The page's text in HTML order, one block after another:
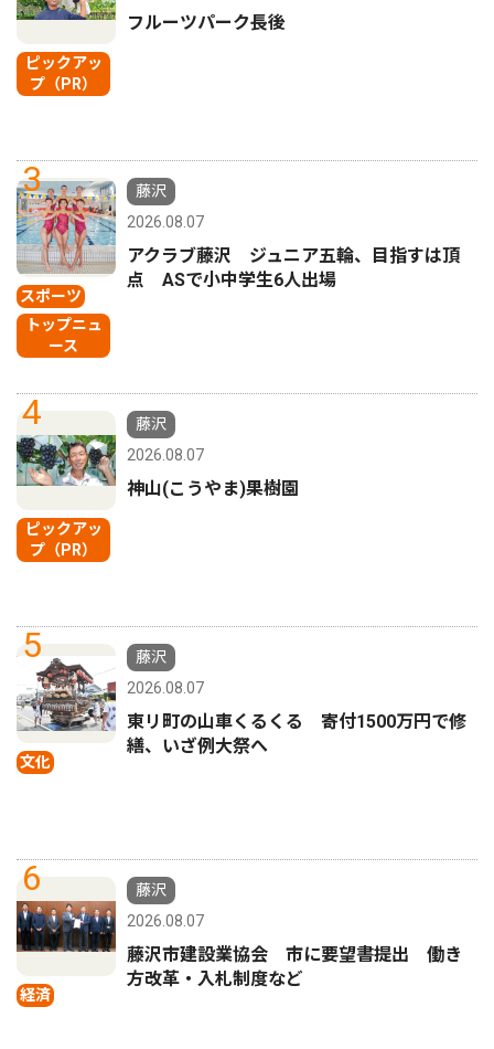
ピックアッ
プ（PR）
フルーツパーク長後
3
スポーツ
トップニュ
ース
藤沢
2026.08.07
アクラブ藤沢 ジュニア五輪、目指すは頂
点 ASで小中学生6人出場
4
ピックアッ
プ（PR）
藤沢
2026.08.07
神山(こうやま)果樹園
5
文化
藤沢
2026.08.07
東リ町の山車くるくる 寄付1500万円で修
繕、いざ例大祭へ
6
経済
藤沢
2026.08.07
藤沢市建設業協会 市に要望書提出 働き
方改革・入札制度など